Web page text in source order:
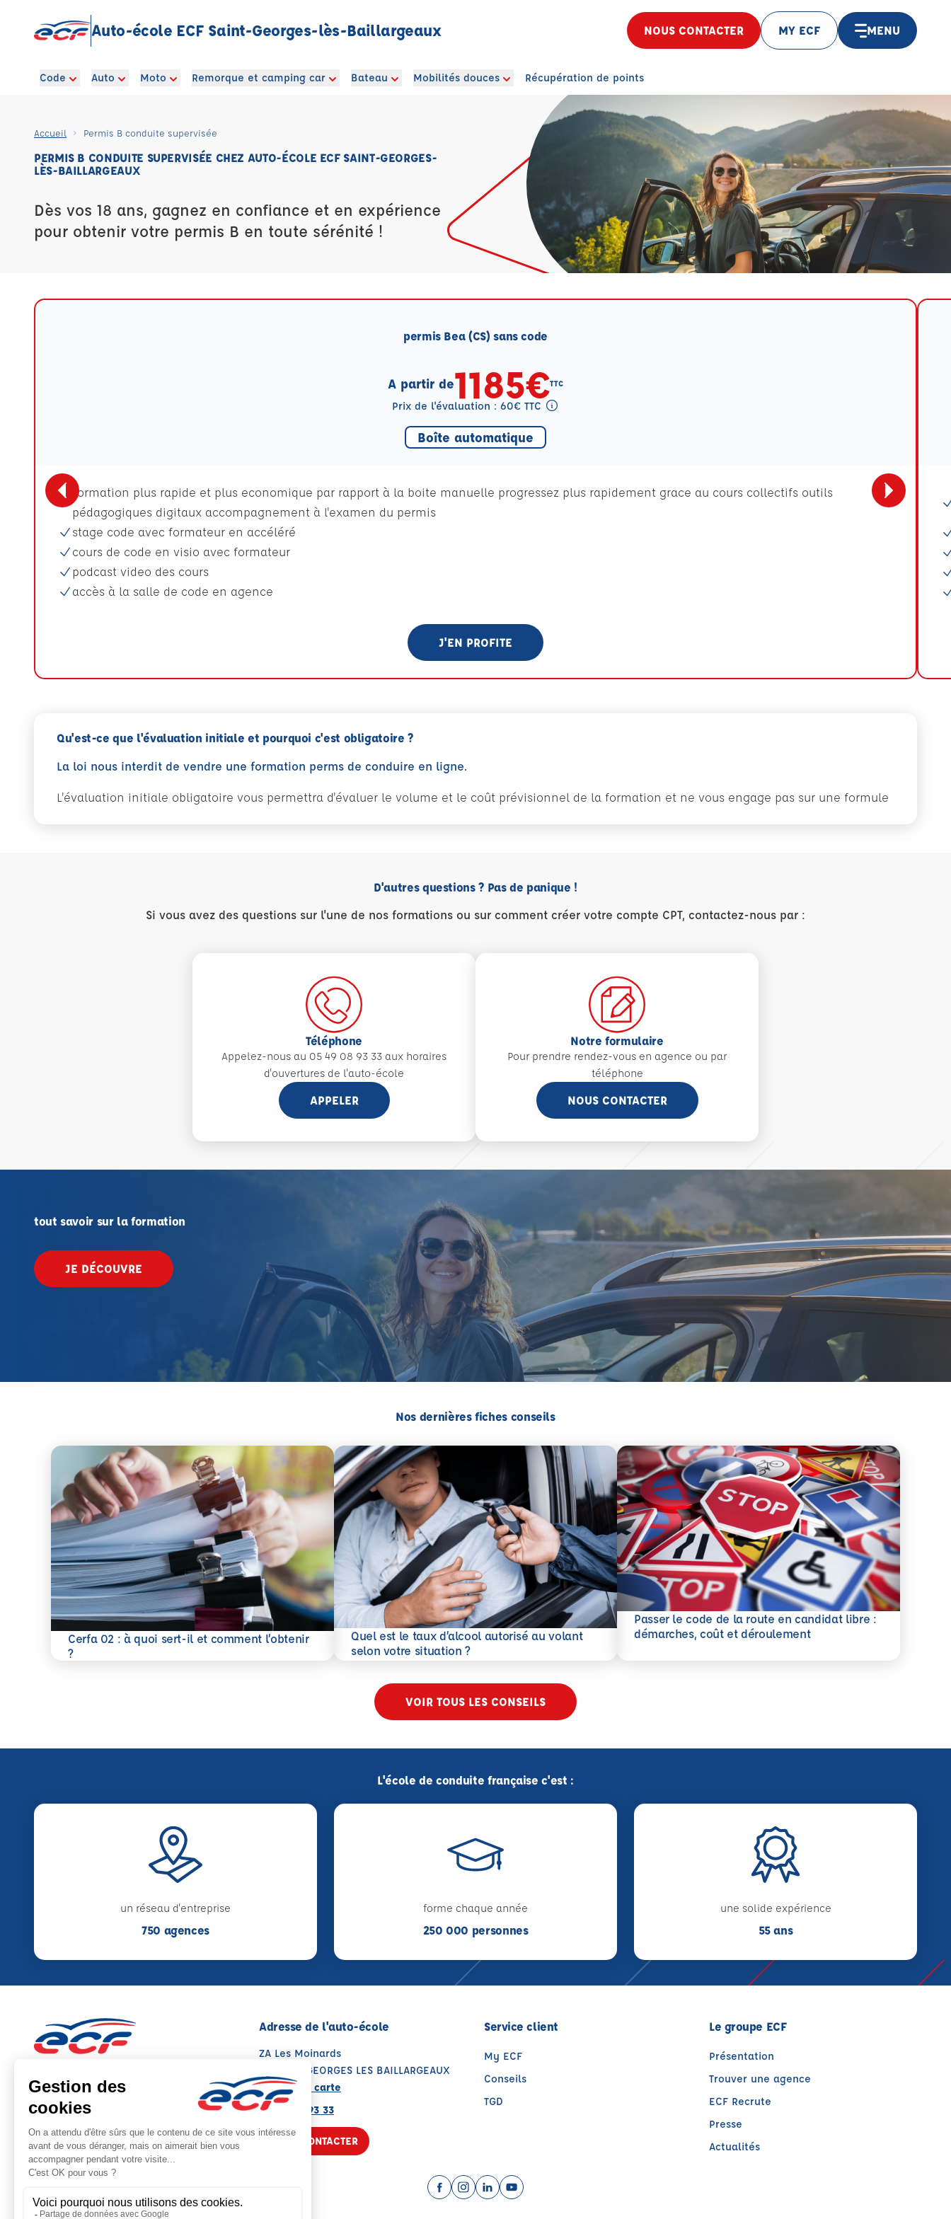
Auto-école ECF Saint-Georges-lès-Baillargeaux NOUS CONTACTER MY ECF MENU
Code Auto Moto Remorque et camping car Bateau Mobilités douces Récupération de points
Accueil Permis B conduite supervisée
PERMIS B CONDUITE SUPERVISÉE CHEZ AUTO-ÉCOLE ECF SAINT-GEORGES-
LÈS-BAILLARGEAUX
Dès vos 18 ans, gagnez en confiance et en expérience
pour obtenir votre permis B en toute sérénité !
permis Bea (CS) sans code
A partir de1185€TTC
Prix de l'évaluation : 60€ TTC
Tooltip eval mention
Boîte automatique
Formation plus rapide et plus economique par rapport à la boite manuelle progressez plus rapidement grace au cours collectifs outils
pédagogiques digitaux accompagnement à l'examen du permis
stage code avec formateur en accéléré
cours de code en visio avec formateur
podcast video des cours
accès à la salle de code en agence
J'EN PROFITE
Qu'est-ce que l'évaluation initiale et pourquoi c'est obligatoire ?
La loi nous interdit de vendre une formation perms de conduire en ligne.
L'évaluation initiale obligatoire vous permettra d'évaluer le volume et le coût prévisionnel de la formation et ne vous engage pas sur une formule
D'autres questions ? Pas de panique !
Si vous avez des questions sur l'une de nos formations ou sur comment créer votre compte CPT, contactez-nous par :
Téléphone
Appelez-nous au 05 49 08 93 33 aux horaires
d'ouvertures de l'auto-école
APPELER
Notre formulaire
Pour prendre rendez-vous en agence ou par
téléphone
NOUS CONTACTER
tout savoir sur la formation
JE DÉCOUVRE
Nos dernières fiches conseils
Cerfa 02 : à quoi sert-il et comment l’obtenir
?
En savoir plus
Quel est le taux d’alcool autorisé au volant
selon votre situation ?
En savoir plus
Passer le code de la route en candidat libre :
démarches, coût et déroulement
En savoir plus
VOIR TOUS LES CONSEILS
L'école de conduite française c'est :
un réseau d'entreprise
750 agences
forme chaque année
250 000 personnes
une solide expérience
55 ans
Adresse de l'auto-école
ZA Les Moinards
86130 ST GEORGES LES BAILLARGEAUX
Voir sur la carte
05 49 08 93 33
NOUS CONTACTER
Service client
My ECF
Conseils
TGD
Le groupe ECF
Présentation
Trouver une agence
ECF Recrute
Presse
Actualités
Facebook (nouvelle fenêtre)
Instagram (nouvelle fenêtre)
LinkedIn (nouvelle fenêtre)
YouTube (nouvelle fenêtre)